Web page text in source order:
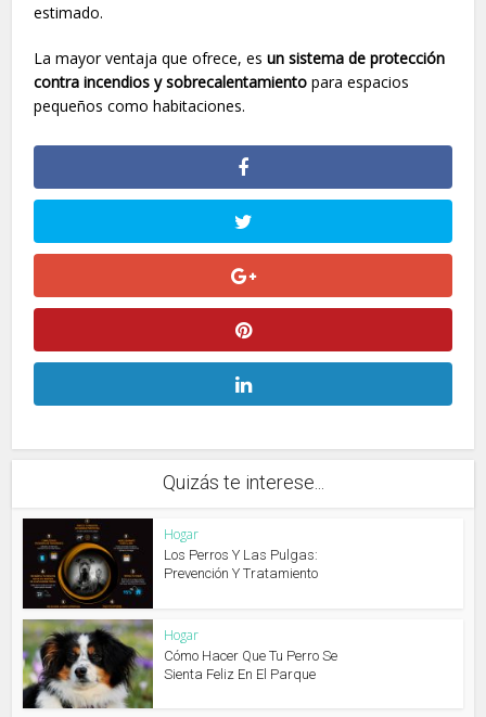
estimado.
La mayor ventaja que ofrece, esun sistema de protección
contra incendios y sobrecalentamientopara espacios
pequeños como habitaciones.
Quizás te interese...
Hogar
Los Perros Y Las Pulgas:
Prevención Y Tratamiento
Hogar
Cómo Hacer Que Tu Perro Se
Sienta Feliz En El Parque